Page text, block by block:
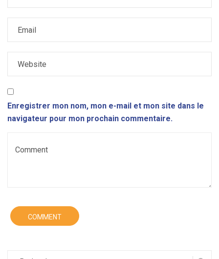
Enregistrer mon nom, mon e-mail et mon site dans le
navigateur pour mon prochain commentaire.